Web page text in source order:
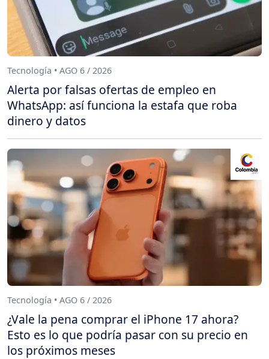
Tecnología • AGO 6 / 2026
Alerta por falsas ofertas de empleo en
WhatsApp: así funciona la estafa que roba
dinero y datos
Tecnología • AGO 6 / 2026
¿Vale la pena comprar el iPhone 17 ahora?
Esto es lo que podría pasar con su precio en
los próximos meses